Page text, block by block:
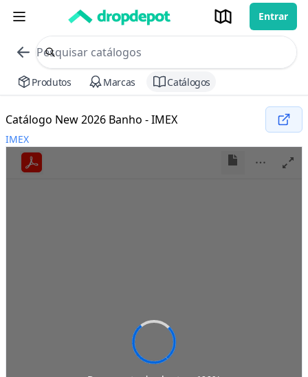
Entrar
commerce search no header
Procurar
Produtos Marcas Catálogos
Catálogo New 2026 Banho - IMEX
IMEX